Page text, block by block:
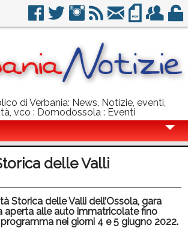
di Verbania: News, Notizie, eventi,
vco : Domodossola : Eventi
delle Valli
Storica delle Valli dell’Ossola, gara
aperta alle auto immatricolate fino
nei giorni 4 e 5 giugno 2022.